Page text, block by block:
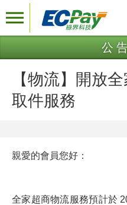
公
【物流】開放
取件服務
親愛的會員您好：
全家超商物流服務預計於